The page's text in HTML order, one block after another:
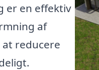
er en effektiv
af
reducere